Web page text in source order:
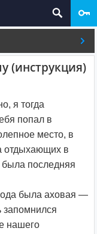
(инструкция)
я тогда
попал в
место, в
отдыхающих в
последняя
была аховая —
запомнился
нашего